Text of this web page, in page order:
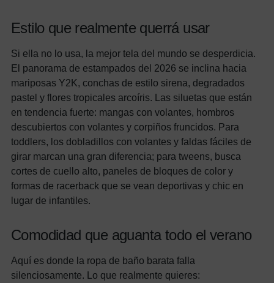
Estilo que realmente querrá usar
Si ella no lo usa, la mejor tela del mundo se desperdicia.
El panorama de estampados del 2026 se inclina hacia
mariposas Y2K, conchas de estilo sirena, degradados
pastel y flores tropicales arcoíris. Las siluetas que están
en tendencia fuerte: mangas con volantes, hombros
descubiertos con volantes y corpiños fruncidos. Para
toddlers, los dobladillos con volantes y faldas fáciles de
girar marcan una gran diferencia; para tweens, busca
cortes de cuello alto, paneles de bloques de color y
formas de racerback que se vean deportivas y chic en
lugar de infantiles.
Comodidad que aguanta todo el verano
Aquí es donde la ropa de baño barata falla
silenciosamente. Lo que realmente quieres: